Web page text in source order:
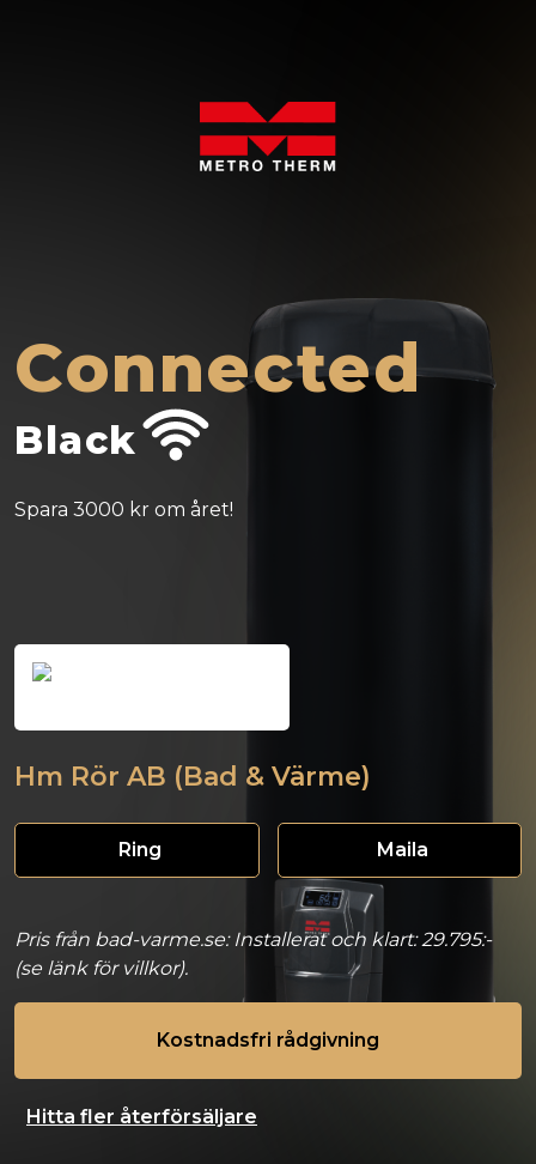
Connected
Black
Spara 3000 kr om året!
Hm Rör AB (Bad & Värme)
Ring Maila
Pris från bad-varme.se: Installerat och klart: 29.795:-
(se länk för villkor).
Kostnadsfri rådgivning
Hitta fler återförsäljare